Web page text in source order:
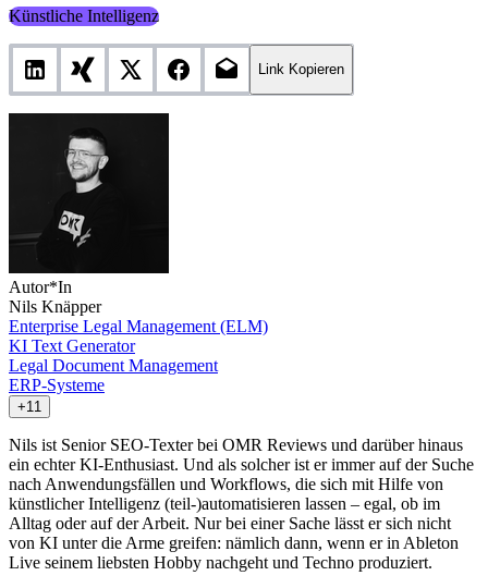
Künstliche Intelligenz
Link Kopieren
Autor*In
Nils Knäpper
Enterprise Legal Management (ELM)
KI Text Generator
Legal Document Management
ERP-Systeme
+11
Nils ist Senior SEO-Texter bei OMR Reviews und darüber hinaus
ein echter KI-Enthusiast. Und als solcher ist er immer auf der Suche
nach Anwendungsfällen und Workflows, die sich mit Hilfe von
künstlicher Intelligenz (teil-)automatisieren lassen – egal, ob im
Alltag oder auf der Arbeit. Nur bei einer Sache lässt er sich nicht
von KI unter die Arme greifen: nämlich dann, wenn er in Ableton
Live seinem liebsten Hobby nachgeht und Techno produziert.